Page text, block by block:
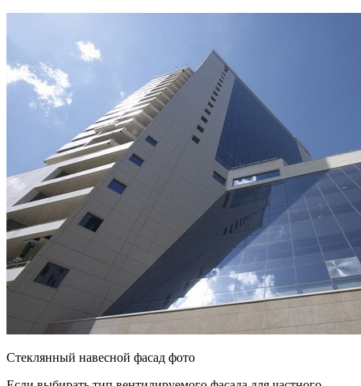
Стеклянный навесной фасад фото